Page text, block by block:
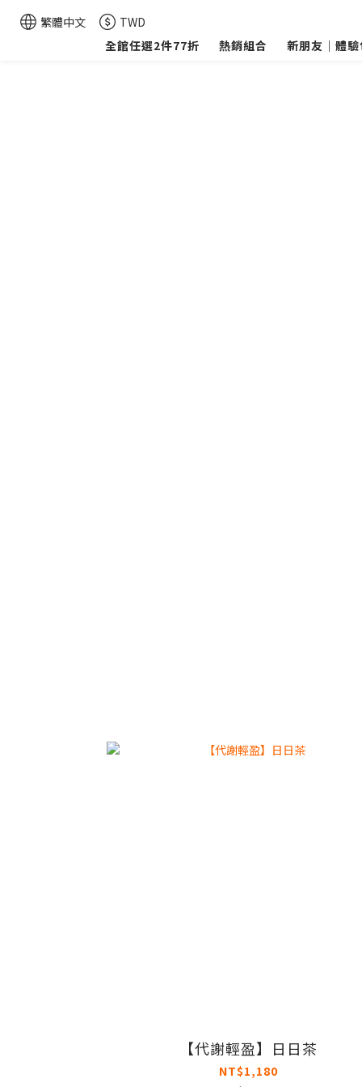
繁體中文 TWD
全館任選2件77折
熱銷組合 新朋友｜體
【代謝輕盈】日日茶
NT$1,180